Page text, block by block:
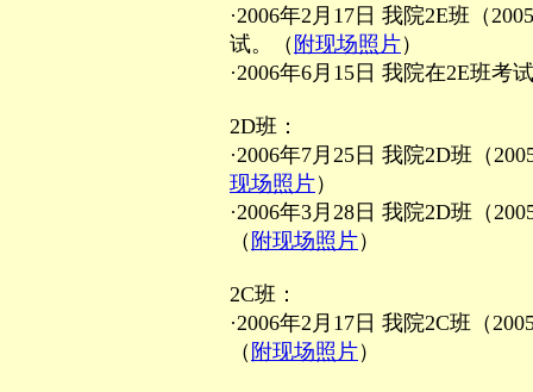
·2006年2月17日 我院2E班（
试。（ 附现场照片）
·2006年6月15日 我院在2E班考
2D班：
·2006年7月25日 我院2D班（
现场照片）
·2006年3月28日 我院2D班（
（ 附现场照片）
2C班：
·2006年2月17日 我院2C班（
（ 附现场照片）